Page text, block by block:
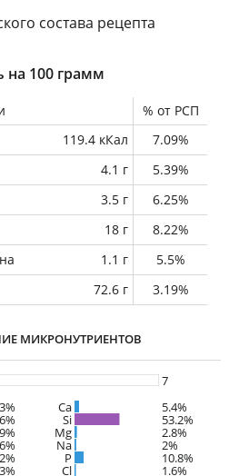
состава рецепта
на 100 грамм
% от РСП
119.4 кКал
7.09%
4.1 г
5.39%
3.5 г
6.25%
18 г
8.22%
1.1 г
5.5%
72.6 г 3.19%
МИКРОНУТРИЕНТОВ
7
Ca 5.4%
Si 53.2%
Mg 2.8%
Na 2%
P 10.8%
Cl 1.6%